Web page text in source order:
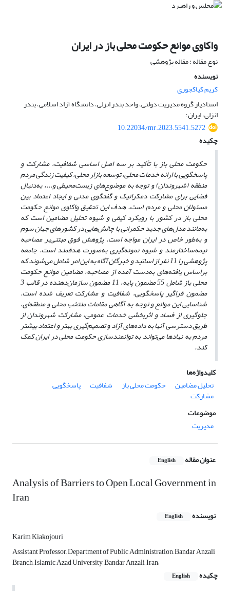
واکاوی موانع حکومت محلی باز در ایران
نوع مقاله : مقاله پژوهشی
نویسنده
کریم کیاکجوری
استادیار گروه مدیریت دولتی، واحد بندر انزلی، دانشگاه آزاد اسلامی، بندر
انزلی، ایران؛
10.22034/mr.2023.5541.5272
چکیده
حکومت محلی باز با تأکید بر سه اصل اساسی شفافیت، مشارکت و
پاسخگویی با ارائه خدمات محلی، توسعه بازار محلی، کیفیت زندگی مردم
منطقه (شهروندان) و توجه به موضوع‌های زیست‌محیطی و...، به‌دنبال
فضایی برای مشارکت دمکراتیک و گفتگوی مدنی و ایجاد اعتماد بین
مسئولان محلی و مردم است. هدف این تحقیق واکاوی موانع حکومت
محلی باز در کشور با رویکرد کیفی و شیوه تحلیل مضامین است که
به‌مانند مدل‌های جدید حکمرانی با چالش‌هایی در کشورهای جهان سوم
و به‌طور خاص در ایران مواجه است. پژوهش فوق مبتنی‌بر مصاحبه
نیمه‌ساختارمند و شیوه نمونه‌گیری به‌صورت هدفمند است. جامعه
پژوهشی را 11 نفر از اساتید و خبرگان آگاه به این امر شامل می‌شوند که
براساس یافته‌های به‌دست آمده از مصاحبه، مضامین موانع حکومت
محلی باز شامل 55 مضمون پایه، 11 مضمون سازمان‌دهنده در قالب 3
مضمون فراگیر پاسخگویی، شفافیت و مشارکت تعریف شده است.
شناسایی این موانع و توجه به آگاهی مقامات منتخب محلی و منطقه‌ای،
جلوگیری از فساد و اثربخشی خدمات عمومی، مشارکت شهروندان از
طریق دسترسی آنها به داده‌های آزاد و تصمیم‌گیری بهتر و اعتماد بیشتر
مردم به نهادها می‌تواند به توانمند‌سازی حکومت محلی در ایران کمک
کند.
کلیدواژه‌ها
تحلیل مضامین
حکومت محلی باز شفافیت پاسخگویی
مشارکت
موضوعات
مدیریت
عنوان مقاله English
Analysis of Barriers to Open Local Government in
Iran
نویسنده English
Karim Kiakojouri
Assistant Professor, Department of Public Administration, Bandar Anzali
Branch, Islamic Azad University, Bandar Anzali, Iran;
چکیده
English